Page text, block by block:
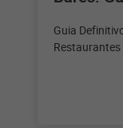
Guia